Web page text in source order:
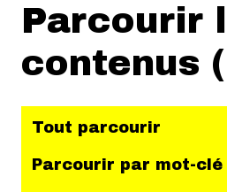
Parcourir
contenus
Tout parcourir
Parcourir par mot-clé